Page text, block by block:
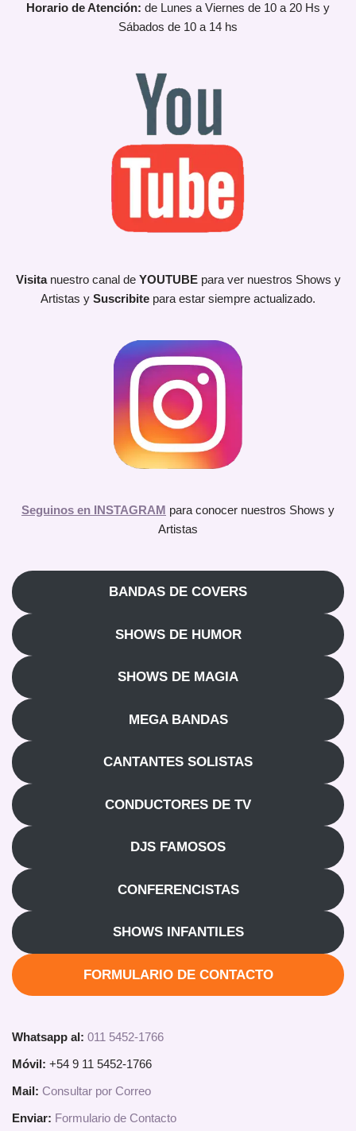
Horario de Atención: de Lunes a Viernes de 10 a 20 Hs y
Sábados de 10 a 14 hs
Visita nuestro canal de YOUTUBEpara ver nuestros Shows y
Artistas y Suscribite para estar siempre actualizado.
Seguinos en INSTAGRAM para conocer nuestros Shows y
Artistas
BANDAS DE COVERS
SHOWS DE HUMOR
SHOWS DE MAGIA
MEGA BANDAS
CANTANTES SOLISTAS
CONDUCTORES DE TV
DJS FAMOSOS
CONFERENCISTAS
SHOWS INFANTILES
FORMULARIO DE CONTACTO
Whatsapp al: 011 5452-1766
Móvil: +54 9 11 5452-1766
Mail: Consultar por Correo
Enviar: Formulario de Contacto